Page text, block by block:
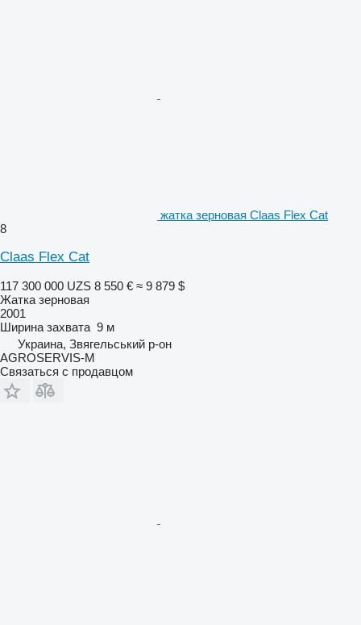
жатка зерновая Claas Flex Cat
8
Claas Flex Cat
117 300 000 UZS 8 550 € ≈ 9 879 $
Жатка зерновая
2001
Ширина захвата 9 м
Украина, Звягельський р-он
AGROSERVIS-M
Связаться с продавцом